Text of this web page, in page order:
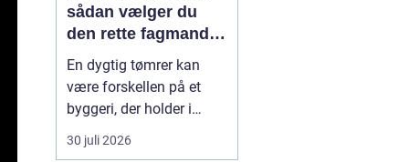
sådan vælger du
den rette fagmand
til dit projekt
En dygtig tømrer kan
være forskellen på et
byggeri, der holder i
årtier, og et projekt, der
hurtigt giver problemer.
30 juli 2026